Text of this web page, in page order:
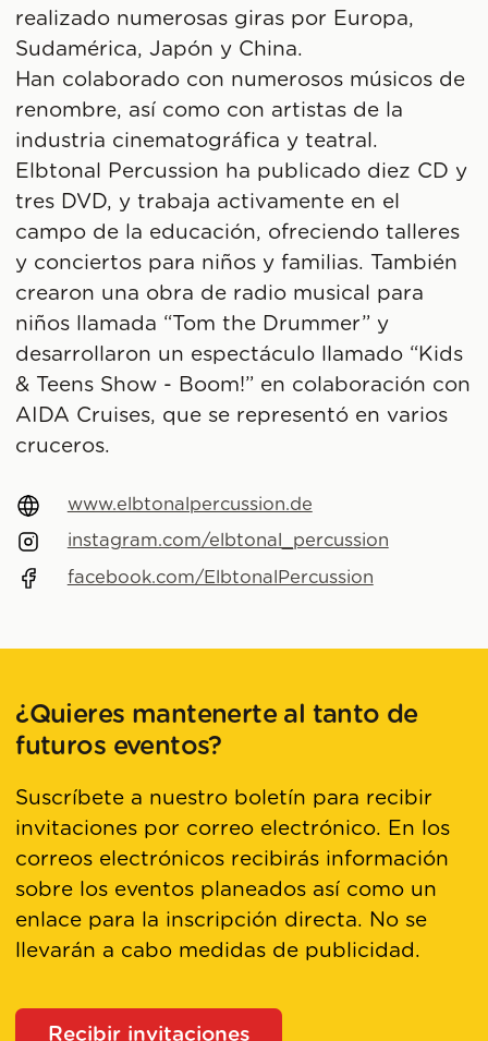
realizado numerosas giras por Europa,
Sudamérica, Japón y China.
Han colaborado con numerosos músicos de
renombre, así como con artistas de la
industria cinematográfica y teatral.
Elbtonal Percussion ha publicado diez CD y
tres DVD, y trabaja activamente en el
campo de la educación, ofreciendo talleres
y conciertos para niños y familias. También
crearon una obra de radio musical para
niños llamada “Tom the Drummer” y
desarrollaron un espectáculo llamado “Kids
& Teens Show - Boom!” en colaboración con
AIDA Cruises, que se representó en varios
cruceros.
www.elbtonalpercussion.de
instagram.com/elbtonal_percussion
facebook.com/ElbtonalPercussion
¿Quieres mantenerte al tanto de
futuros eventos?
Suscríbete a nuestro boletín para recibir
invitaciones por correo electrónico. En los
correos electrónicos recibirás información
sobre los eventos planeados así como un
enlace para la inscripción directa. No se
llevarán a cabo medidas de publicidad.
Recibir invitaciones